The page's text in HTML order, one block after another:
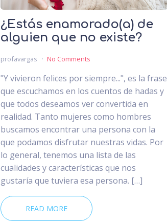
¿Estás enamorado(a) de
alguien que no existe?
profavargas No Comments
"Y vivieron felices por siempre...", es la frase
que escuchamos en los cuentos de hadas y
que todos deseamos ver convertida en
realidad. Tanto mujeres como hombres
buscamos encontrar una persona con la
que podamos disfrutar nuestras vidas. Por
lo general, tenemos una lista de las
cualidades y características que nos
gustaría que tuviera esa persona. […]
READ MORE